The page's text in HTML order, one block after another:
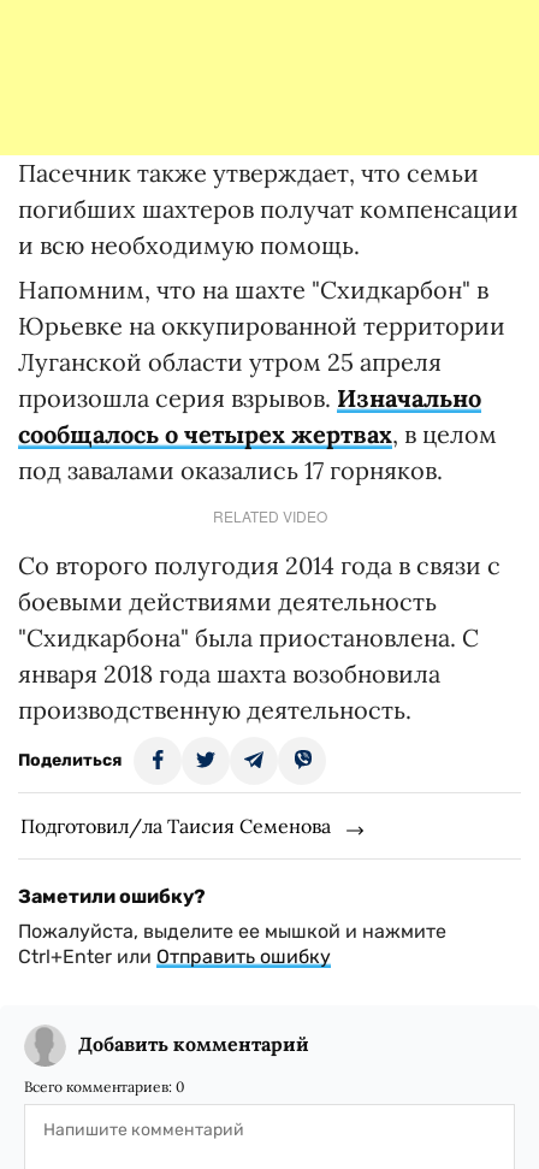
Пасечник также утверждает, что семьи
погибших шахтеров получат компенсации
и всю необходимую помощь.
Напомним, что на шахте "Схидкарбон" в
Юрьевке на оккупированной территории
Луганской области утром 25 апреля
произошла серия взрывов. Изначально
сообщалось о четырех жертвах, в целом
под завалами оказались 17 горняков.
RELATED VIDEO
Со второго полугодия 2014 года в связи с
боевыми действиями деятельность
"Схидкарбона" была приостановлена. С
января 2018 года шахта возобновила
производственную деятельность.
Поделиться
Подготовил/ла Таисия Семенова
Заметили ошибку?
Пожалуйста, выделите ее мышкой и нажмите
Ctrl+Enter или Отправить ошибку
Добавить комментарий
Всего комментариев: 0